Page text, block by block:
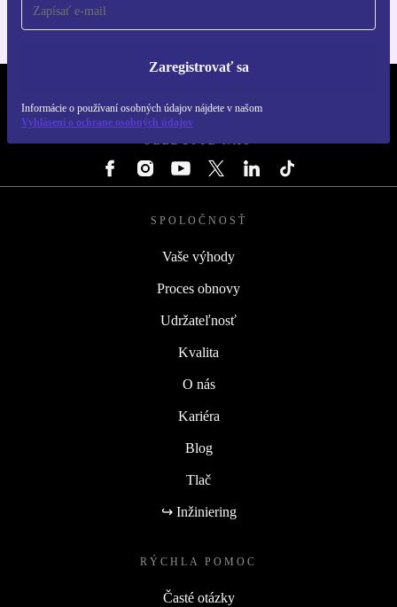
Zaregistrovať sa
Informácie o používaní osobných údajov nájdete v našom
Vyhlásení o ochrane osobných údajov
SLEDUJTE NÁS
SPOLOČNOSŤ
Vaše výhody
Proces obnovy
Udržateľnosť
Kvalita
O nás
Kariéra
Blog
Tlač
↪ Inžiniering
RÝCHLA POMOC
Časté otázky